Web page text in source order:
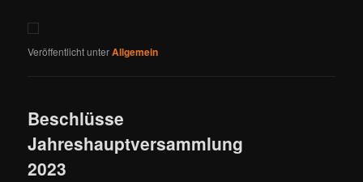
Veröffentlicht unterAllgemein
Beschlüsse
Jahreshauptversammlung
2023